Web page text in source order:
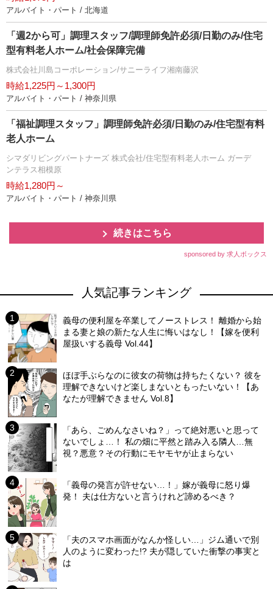
アルバイト・パート / 北海道
「週2から可」調理スタッフ/調理師免許必須/日勤のみ/住宅
型有料老人ホーム/社会保障完備
株式会社川島コーポレーション/サニーライフ湘南藤沢
時給1,225円～1,300円
アルバイト・パート / 神奈川県
「福祉調理スタッフ」調理師免許必須/日勤のみ/住宅型有料
老人ホーム
シマダリビングパートナーズ 株式会社/住宅型有料老人ホーム ガーデ
ンテラス相模原
時給1,280円～
アルバイト・パート / 神奈川県
続きはこちら
sponsored by 求人ボックス
人気記事ランキング
義母の便利屋を卒業してノーストレス！ 離婚から始
まる妻と娘の新たな人生に悔いはなし！【嫁を便利
屋扱いする義母 Vol.44】
ほぼ手ぶらなのに彼女の荷物は持ちたくない？ 彼を
理解できないけど楽しまないともったいない！【あ
なたが理解できません Vol.8】
「あら、ごめんなさいね？」って絶対悪いと思って
ないでしょ…！ 私の畑に平然と踏み入る隣人…無
視？悪意？その行動にモヤモヤが止まらない
「義母の発言が許せない…！」嫁が義母に怒り爆
発！ 夫は仕方ないと言うけれど諦めるべき？
「夫のスマホ画面がなんか怪しい…」ジム通いで別
人のように変わった!? 夫が隠していた衝撃の事実と
は